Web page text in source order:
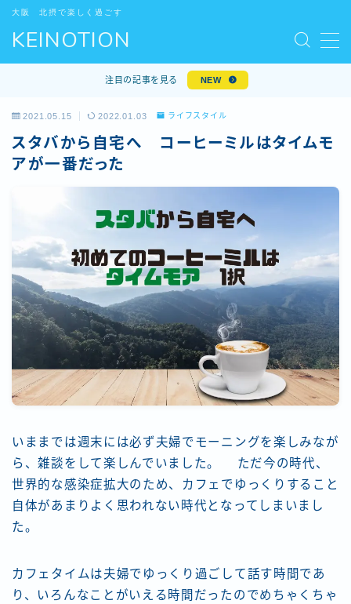
KEINOTION
大阪 北摂で楽しく過ごす
デモプリセット記事 #5
プライバシーポリシー
プライバシーポリシー
プロフィール
免責事項
有料記事の決済完了ページ
特定商取引法に基づく表記
運営者情報
注目の記事を見る NEW
2021.05.15 2022.01.03 ライフスタイル
スタバから自宅へ コーヒーミルはタイムモ
アが一番だった
いままでは週末には必ず夫婦でモーニングを楽しみなが
ら、雑談をして楽しんでいました。 ただ今の時代、
世界的な感染症拡大のため、カフェでゆっくりすること
自体があまりよく思われない時代となってしまいまし
た。
カフェタイムは夫婦でゆっくり過ごして話す時間であ
り、いろんなことがいえる時間だったのでめちゃくちゃ